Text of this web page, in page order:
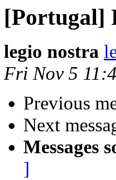
[Portugal]
legio nostra
Fri Nov 5
Previous
Next
Messages
]